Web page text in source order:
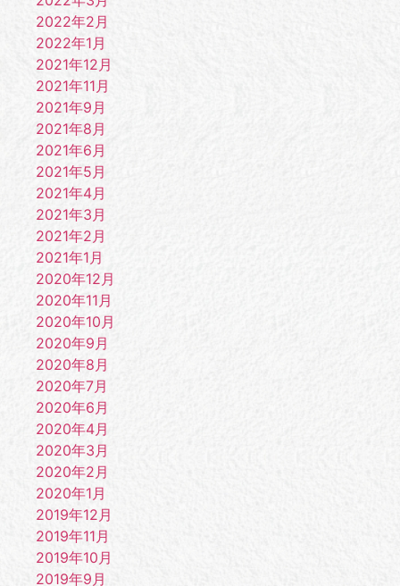
2022年2月
2022年1月
2021年12月
2021年11月
2021年9月
2021年8月
2021年6月
2021年5月
2021年4月
2021年3月
2021年2月
2021年1月
2020年12月
2020年11月
2020年10月
2020年9月
2020年8月
2020年7月
2020年6月
2020年4月
2020年3月
2020年2月
2020年1月
2019年12月
2019年11月
2019年10月
2019年9月